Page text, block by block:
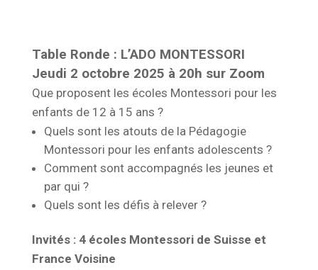
Table Ronde : L’ADO MONTESSORI
Jeudi 2 octobre 2025 à 20h sur Zoom
Que proposent les écoles Montessori pour les
enfants de 12 à 15 ans ?
Quels sont les atouts de la Pédagogie
Montessori pour les enfants adolescents ?
Comment sont accompagnés les jeunes et
par qui ?
Quels sont les défis à relever ?
Invités : 4 écoles Montessori de Suisse et
France Voisine